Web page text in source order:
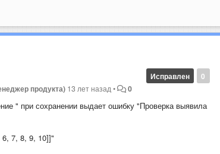
0
Исправлен
продукта) 13 лет назад • 0
" при сохранении выдает ошибку "Проверка выявила
7, 8, 9, 10]]"